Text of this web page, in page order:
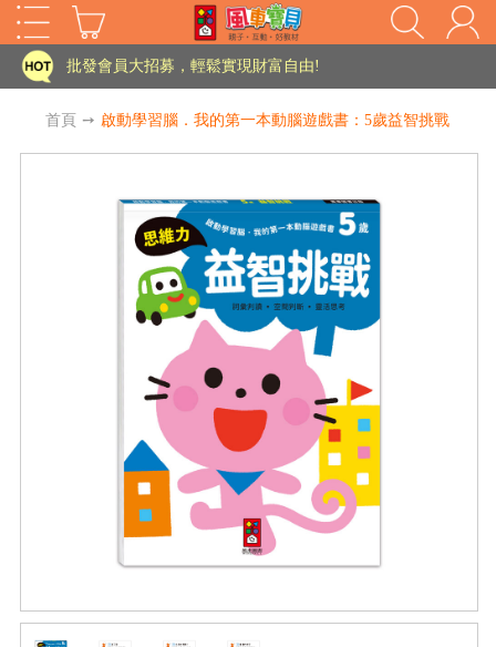
家長樂了!「風車書版集團暨FOOD超人企業總部」目前正興建中!
批發會員大招募，輕鬆實現財富自由!
老師您好!!幼教會員火熱招募中~
海外購物免煩惱！點我查看『海外購物流程說明』
批發會員大招募，輕鬆實現財富自由!
老師您好!!幼教會員火熱招募中~
海外購物免煩惱！點我查看『海外購物流程說明』
首頁 ➙ 啟動學習腦．我的第一本動腦遊戲書：5歲益智挑戰